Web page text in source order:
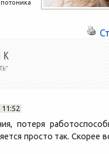
К
потеря
просто так. Скорее